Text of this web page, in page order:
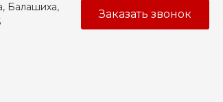
Балашиха,
Заказать звонок